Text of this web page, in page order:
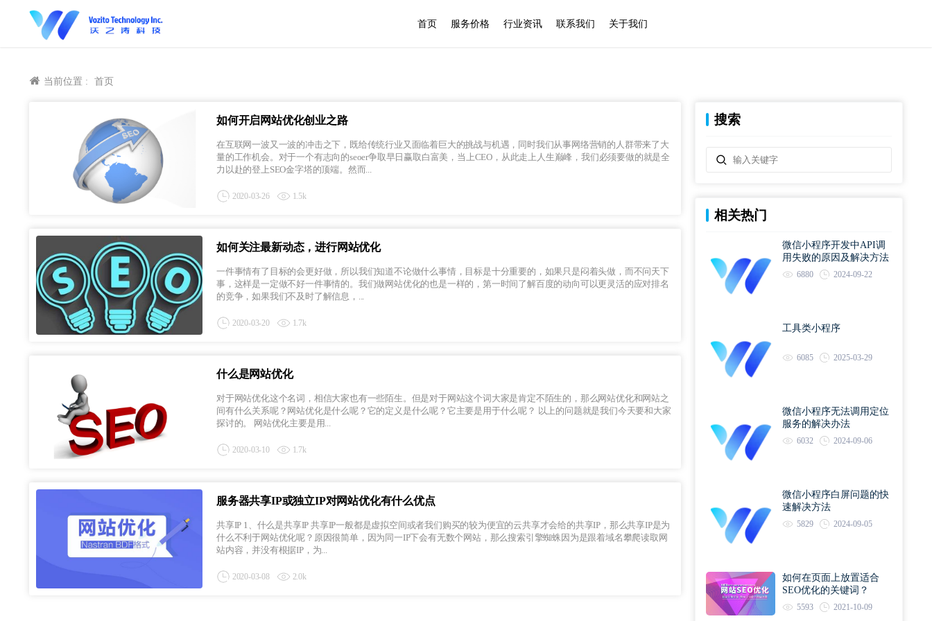
首页 服务价格 行业资讯 联系我们 关于我们
当前位置 : 首页
搜索
相关热门
微信小程序开发中API调
用失败的原因及解决方法
6880 2024-09-22
工具类小程序
6085 2025-03-29
微信小程序无法调用定位
服务的解决办法
6032 2024-09-06
微信小程序白屏问题的快
速解决方法
5829 2024-09-05
如何在页面上放置适合
SEO优化的关键词？
5593 2021-10-09
如何开启网站优化创业之路
在互联网一波又一波的冲击之下，既给传统行业又面临着巨大的挑战与机遇，同时我们从事网络营销的人群带来了大
量的工作机会。对于一个有志向的seoer争取早日赢取白富美，当上CEO，从此走上人生巅峰，我们必须要做的就是全
力以赴的登上SEO金字塔的顶端。然而...
2020-03-26 1.5k
如何关注最新动态，进行网站优化
一件事情有了目标的会更好做，所以我们知道不论做什么事情，目标是十分重要的，如果只是闷着头做，而不问天下
事，这样是一定做不好一件事情的。我们做网站优化的也是一样的，第一时间了解百度的动向可以更灵活的应对排名
的竞争，如果我们不及时了解信息，...
2020-03-20 1.7k
什么是网站优化
对于网站优化这个名词，相信大家也有一些陌生。但是对于网站这个词大家是肯定不陌生的，那么网站优化和网站之
间有什么关系呢？网站优化是什么呢？它的定义是什么呢？它主要是用于什么呢？ 以上的问题就是我们今天要和大家
探讨的。 网站优化主要是用...
2020-03-10 1.7k
服务器共享IP或独立IP对网站优化有什么优点
共享IP 1、什么是共享IP 共享IP一般都是虚拟空间或者我们购买的较为便宜的云共享才会给的共享IP，那么共享IP是为
什么不利于网站优化呢？原因很简单，因为同一IP下会有无数个网站，那么搜索引擎蜘蛛因为是跟着域名攀爬读取网
站内容，并没有根据IP，为...
2020-03-08 2.0k